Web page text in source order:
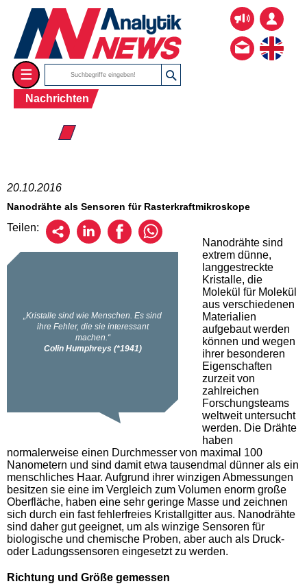
☰
Nachrichten
☰ 2016
20.10.2016
Nanodrähte als Sensoren für Rasterkraftmikroskope
Teilen:
Nanodrähte sind
extrem dünne,
langgestreckte
Kristalle, die
Molekül für Molekül
aus verschiedenen
Materialien
aufgebaut werden
können und wegen
ihrer besonderen
Eigenschaften
zurzeit von
zahlreichen
Forschungsteams
weltweit untersucht
werden. Die Drähte
haben
normalerweise einen Durchmesser von maximal 100
Nanometern und sind damit etwa tausendmal dünner als ein
menschliches Haar. Aufgrund ihrer winzigen Abmessungen
besitzen sie eine im Vergleich zum Volumen enorm große
Oberfläche, haben eine sehr geringe Masse und zeichnen
sich durch ein fast fehlerfreies Kristallgitter aus. Nanodrähte
sind daher gut geeignet, um als winzige Sensoren für
biologische und chemische Proben, aber auch als Druck-
oder Ladungssensoren eingesetzt zu werden.
Richtung und Größe gemessen